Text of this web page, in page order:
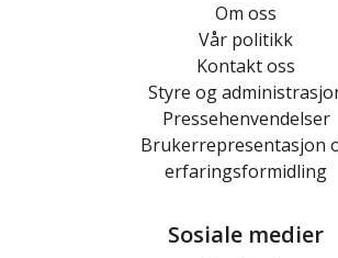
Om oss
Vår politikk
Kontakt oss
Styre og
Pressehenvendelser
Brukerrepresentasjon
erfaringsformidling
Sosiale medier